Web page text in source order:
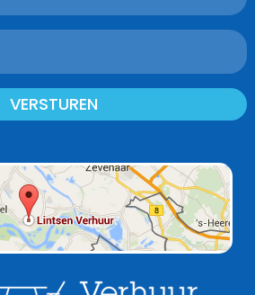
VERSTUREN